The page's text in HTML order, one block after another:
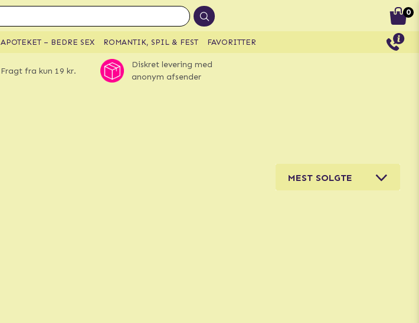
MEST SOLGTE
0
APOTEKET – BEDRE SEX ROMANTIK, SPIL & FEST FAVORITTER
Fragt fra kun 19 kr.
Diskret levering med
anonym afsender